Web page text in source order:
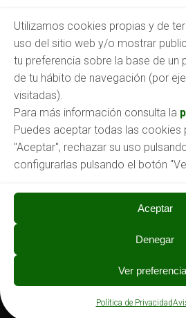
Utilizamos cookies propias y de
uso del sitio web y/o mostrar
tu preferencia sobre la base de un
de tu hábito de navegación (por
visitadas).
Para más información consulta la
Puedes aceptar todas las cookies
"Aceptar", rechazar su uso
configurarlas pulsando el botón
Aceptar
Denegar
Ver
Política de Privacidad
Consulta
Ofertas de
O envíanos tu CV a: